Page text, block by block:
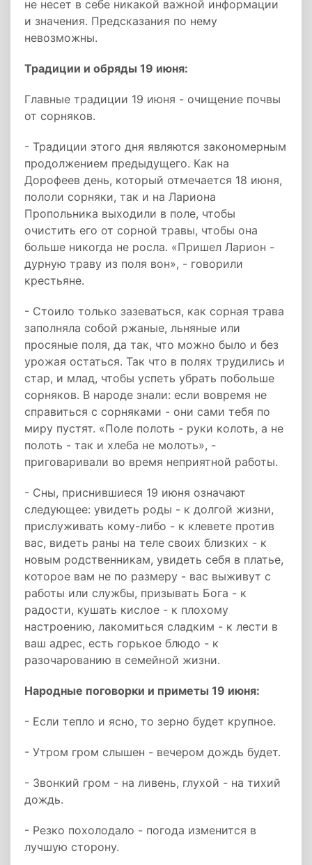
не несет в себе никакой важной информации
и значения. Предсказания по нему
невозможны.
Традиции и обряды 19 июня:
Главные традиции 19 июня - очищение почвы
от сорняков.
- Традиции этого дня являются закономерным
продолжением предыдущего. Как на
Дорофеев день, который отмечается 18 июня,
пололи сорняки, так и на Лариона
Пропольника выходили в поле, чтобы
очистить его от сорной травы, чтобы она
больше никогда не росла. «Пришел Ларион -
дурную траву из поля вон», - говорили
крестьяне.
- Стоило только зазеваться, как сорная трава
заполняла собой ржаные, льняные или
просяные поля, да так, что можно было и без
урожая остаться. Так что в полях трудились и
стар, и млад, чтобы успеть убрать побольше
сорняков. В народе знали: если вовремя не
справиться с сорняками - они сами тебя по
миру пустят. «Поле полоть - руки колоть, а не
полоть - так и хлеба не молоть», -
приговаривали во время неприятной работы.
- Сны, приснившиеся 19 июня означают
следующее: увидеть роды - к долгой жизни,
прислуживать кому-либо - к клевете против
вас, видеть раны на теле своих близких - к
новым родственникам, увидеть себя в платье,
которое вам не по размеру - вас выживут с
работы или службы, призывать Бога - к
радости, кушать кислое - к плохому
настроению, лакомиться сладким - к лести в
ваш адрес, есть горькое блюдо - к
разочарованию в семейной жизни.
Народные поговорки и приметы 19 июня:
- Если тепло и ясно, то зерно будет крупное.
- Утром гром слышен - вечером дождь будет.
- Звонкий гром - на ливень, глухой - на тихий
дождь.
- Резко похолодало - погода изменится в
лучшую сторону.